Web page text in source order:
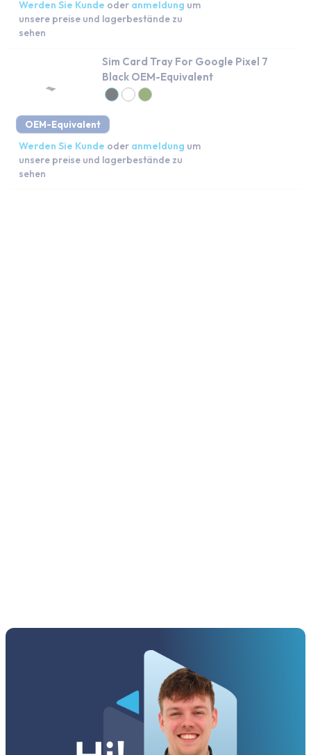
Werden Sie Kunde oder anmeldung um
unsere preise und lagerbestände zu
sehen
OEM-Equivalent
Sim Card Tray For Google Pixel 7
Black OEM-Equivalent
Werden Sie Kunde oder anmeldung um
unsere preise und lagerbestände zu
sehen